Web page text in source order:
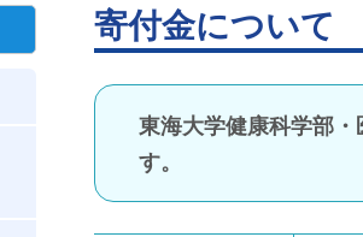
寄付金について
東海大学健康科学部
す。